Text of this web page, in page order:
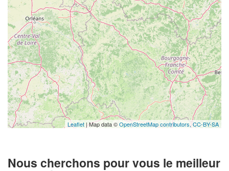
Leaflet | Map data ©OpenStreetMap contributors,CC-BY-SA
Nous cherchons pour vous le meilleur